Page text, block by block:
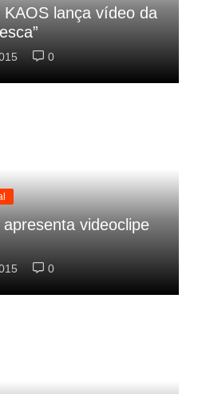
lança vídeo da
0
videoclipe
0